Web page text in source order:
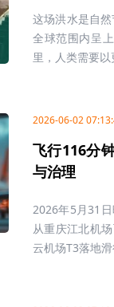
这场洪水是自
全球范围内呈
里，人类需要
2026-06-02
飞行116分
与治理
2026年5月31
从重庆江北机
云机场T3落地